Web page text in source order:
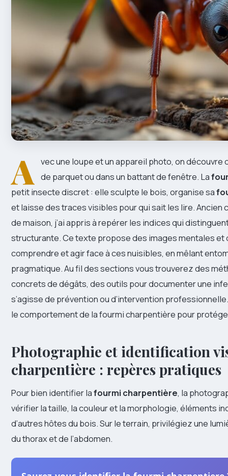
A vec une loupe et un appareil photo, on
de parquet ou dans un battant de fenêtre. La
petit insecte discret : elle sculpte le bois, organise sa
et laisse des traces visibles pour qui sait les lire.
de maison, j’ai appris à repérer les indices qui
structurante. Ce texte propose des images mentales
comprendre et agir face à ces nuisibles, en mêlant
pragmatique. Au fil des sections vous trouverez des
concrets de dégâts, des outils pour documenter une
s’agisse de prévention ou d’intervention
le comportement de la fourmi charpentière pour
Photographie et identification
charpentière : repères pratiques
Pour bien identifier lafourmi charpentière, la
vérifier la taille, la couleur et la morphologie, éléments
d’autres hôtes du bois. Sur le terrain, privilégiez une
du thorax et de l’abdomen.